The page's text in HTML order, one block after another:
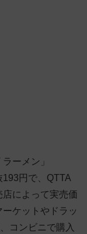
ーメン」
193円で、QTTA
によって実売価
ケットやドラッ
コンビニで購入